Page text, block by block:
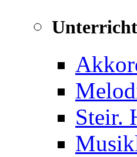
Unterricht
Steir.